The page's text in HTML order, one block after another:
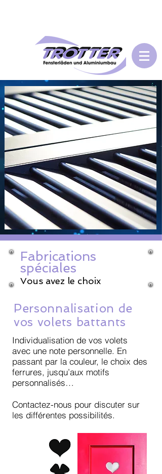
Fabrications
spéciales
Vous avez le choix
Personnalisation de
vos volets battants
Individualisation de vos volets
avec une note personnelle. En
passant par la couleur, le choix des
ferrures, jusqu’aux motifs
personnalisés…
Contactez-nous pour discuter sur
les différentes possibilités.